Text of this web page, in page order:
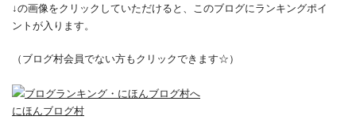
↓の画像をクリックしていただけると、このブログにランキングポイ
ントが入ります。
（ブログ村会員でない方もクリックできます☆）
にほんブログ村